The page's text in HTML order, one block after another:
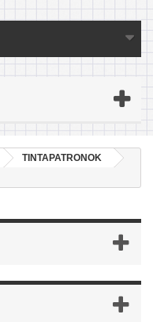
TINTAPATRONOK